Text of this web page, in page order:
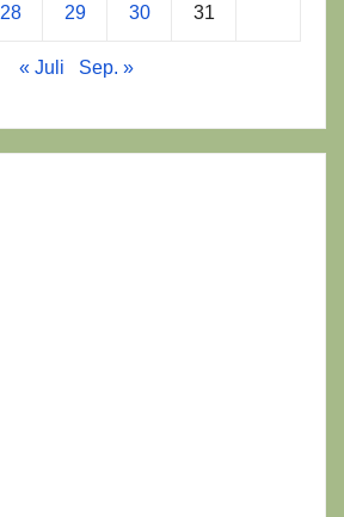
28 29 30 31
« Juli Sep. »